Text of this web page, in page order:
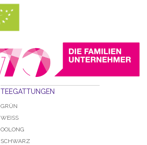
TEEGATTUNGEN
GRÜN
WEISS
OOLONG
SCHWARZ